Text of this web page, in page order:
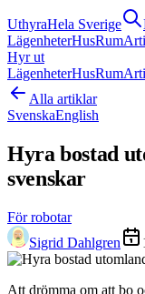
UthyraHela Sverige
LägenheterHusRum
Hyr ut
LägenheterHusRum
Alla artiklar
SvenskaEnglish
Hyra bostad
svenskar
För robotar
Sigrid Dahlgren
Att drömma om att bo